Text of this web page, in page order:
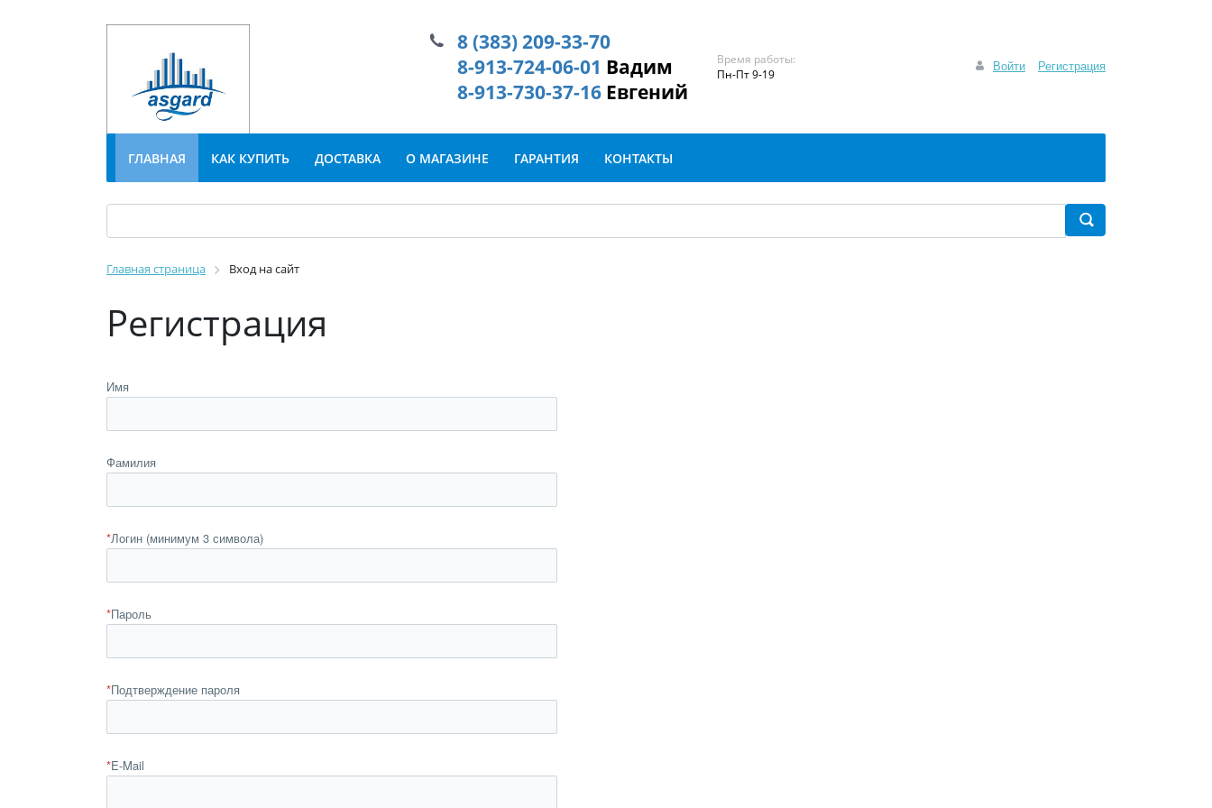
Войти Регистрация
8 (383) 209-33-70
8-913-724-06-01 Вадим
8-913-730-37-16 Евгений
Время работы:
Пн-Пт 9-19
ГЛАВНАЯ КАК КУПИТЬ ДОСТАВКА О МАГАЗИНЕ ГАРАНТИЯ КОНТАКТЫ
Главная страница Вход на сайт
Регистрация
Имя
Фамилия
*Логин (минимум 3 символа)
*Пароль
*Подтверждение пароля
*E-Mail